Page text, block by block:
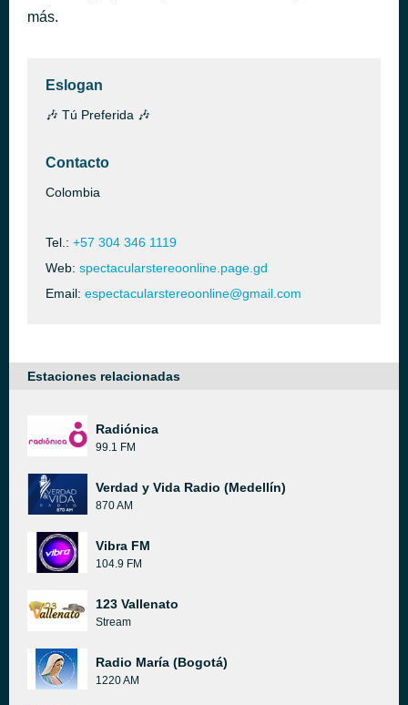
más.
Eslogan
🎶 Tú Preferida 🎶
Contacto
Colombia
Tel.: +57 304 346 1119
Web: spectacularstereoonline.page.gd
Email: espectacularstereoonline@gmail.com
Estaciones relacionadas
Radiónica
99.1 FM
Verdad y Vida Radio (Medellín)
870 AM
Vibra FM
104.9 FM
123 Vallenato
Stream
Radio María (Bogotá)
1220 AM